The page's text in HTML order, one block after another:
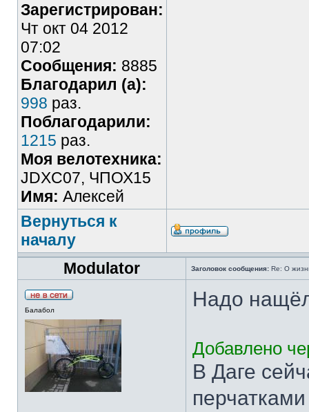
Зарегистрирован:
Чт окт 04 2012
07:02
Сообщения: 8885
Благодарил (а):
998 раз.
Поблагодарили:
1215 раз.
Моя велотехника:
JDXC07, ЧПОХ15
Имя: Алексей
Вернуться к
началу
Modulator
Заголовок сообщения: Re: О
Балабол Надо
Добавлено
В Даге